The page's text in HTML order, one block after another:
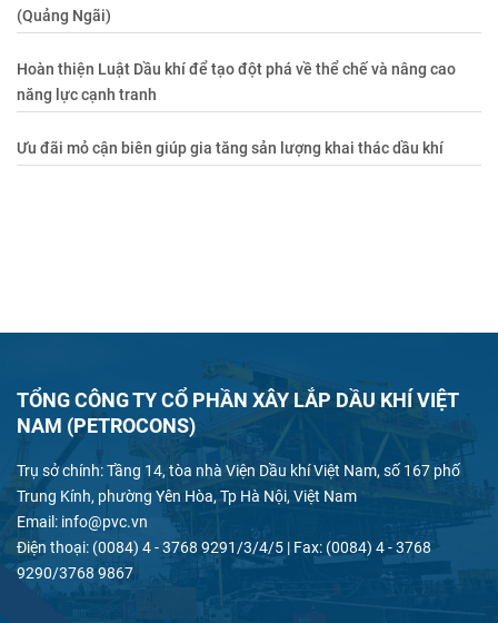
(Quảng Ngãi)
Hoàn thiện Luật Dầu khí để tạo đột phá về thể chế và nâng cao
năng lực cạnh tranh
Ưu đãi mỏ cận biên giúp gia tăng sản lượng khai thác dầu khí
TỔNG CÔNG TY CỔ PHẦN XÂY LẮP DẦU KHÍ VIỆT
NAM (PETROCONS)
Trụ sở chính: Tầng 14, tòa nhà Viện Dầu khí Việt Nam, số 167 phố
Trung Kính, phường Yên Hòa, Tp Hà Nội, Việt Nam
Email: info@pvc.vn
Điện thoại: (0084) 4 - 3768 9291/3/4/5 | Fax: (0084) 4 - 3768
9290/3768 9867